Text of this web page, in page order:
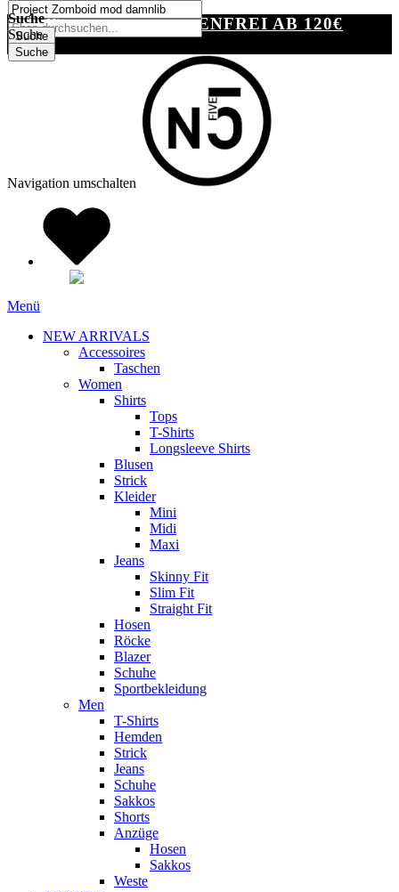
SUCHE
Suche
VERSANDKOSTENFREI AB 120€
Navigation umschalten
Menü
NEW ARRIVALS
Accessoires
Taschen
Women
Shirts
Tops
T-Shirts
Longsleeve Shirts
Blusen
Strick
Kleider
Mini
Midi
Maxi
Jeans
Skinny Fit
Slim Fit
Straight Fit
Hosen
Röcke
Blazer
Schuhe
Sportbekleidung
Men
T-Shirts
Hemden
Strick
Jeans
Schuhe
Sakkos
Shorts
Anzüge
Hosen
Sakkos
Weste
Suche
Suche
Suche